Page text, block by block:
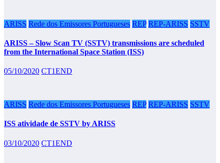
ARISS Rede dos Emissores Portugueses REP REP-ARISS SSTV
ARISS – Slow Scan TV (SSTV) transmissions are scheduled
from the International Space Station (ISS)
05/10/2020 CT1END
ARISS Rede dos Emissores Portugueses REP REP-ARISS SSTV
ISS atividade de SSTV by ARISS
03/10/2020 CT1END